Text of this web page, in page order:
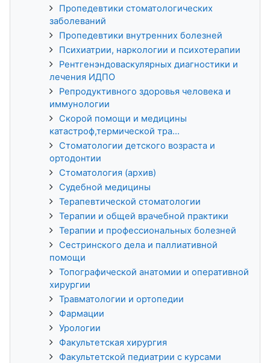
Пропедевтики стоматологических
заболеваний
Пропедевтики внутренних болезней
Психиатрии, наркологии и психотерапии
Рентгенэндоваскулярных диагностики и
лечения ИДПО
Репродуктивного здоровья человека и
иммунологии
Скорой помощи и медицины
катастроф,термической тра...
Стоматологии детского возраста и
ортодонтии
Стоматология (архив)
Судебной медицины
Терапевтической стоматологии
Терапии и общей врачебной практики
Терапии и профессиональных болезней
Сестринского дела и паллиативной
помощи
Топографической анатомии и оперативной
хирургии
Травматологии и ортопедии
Фармации
Урологии
Факультетская хирургия
Факультетской педиатрии с курсами